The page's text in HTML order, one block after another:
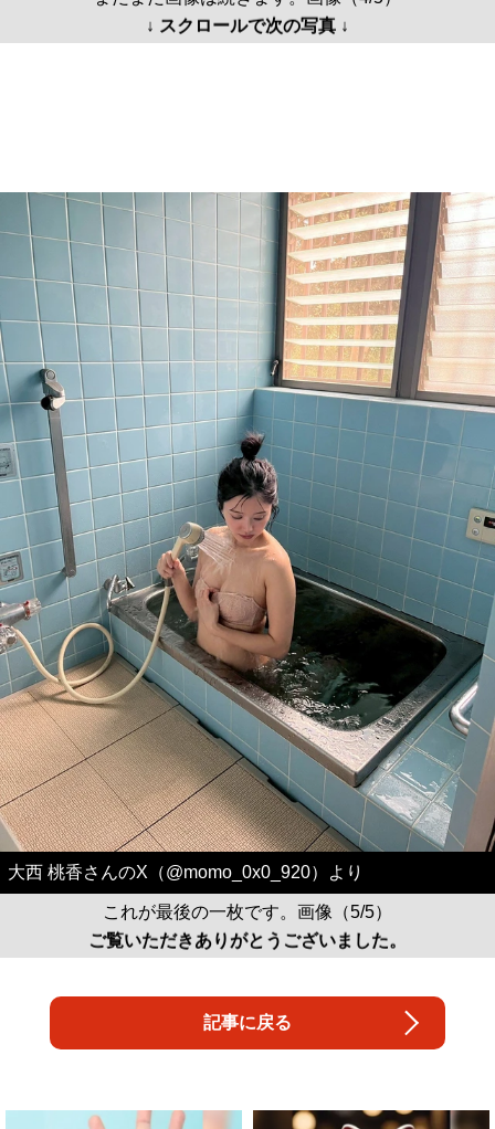
↓ スクロールで次の写真 ↓
大西 桃香さんのX（@momo_0x0_920）より
これが最後の一枚です。画像（5/5）
ご覧いただきありがとうございました。
記事に戻る